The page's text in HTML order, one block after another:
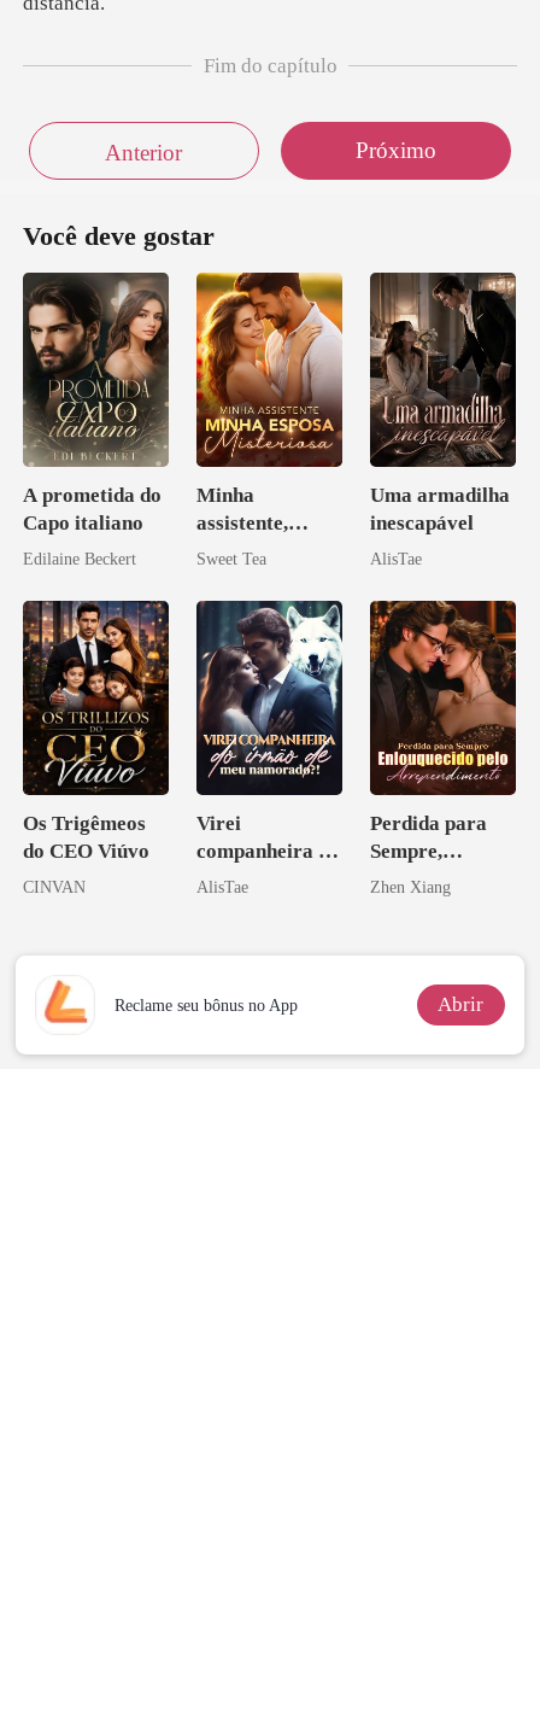
Fim do capítulo
Anterior Próximo
Você deve gostar
A prometida do
Capo italiano
Edilaine Beckert
Minha
assistente,
minha esposa
Sweet Tea
Uma armadilha
inescapável
AlisTae
Os Trigêmeos
do CEO Viúvo
CINVAN
Virei
companheira do
irmão de meu
AlisTae
Perdida para
Sempre,
Enlouquecido
o
Zhen Xiang
Reclame seu bônus no App Abrir